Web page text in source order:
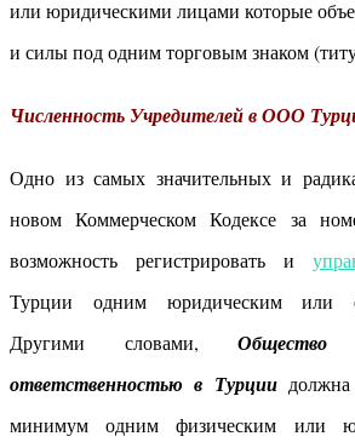
или юридическими лицами которые
и силы под одним торговым знаком
Численность Учредителей в ООО
Одно из самых значительных и
новом Коммерческом Кодексе за
возможность регистрировать и
Турции одним юридическим или
Другими словами, Общество
ответственностью в Турциидолжна
минимум одним физическим или